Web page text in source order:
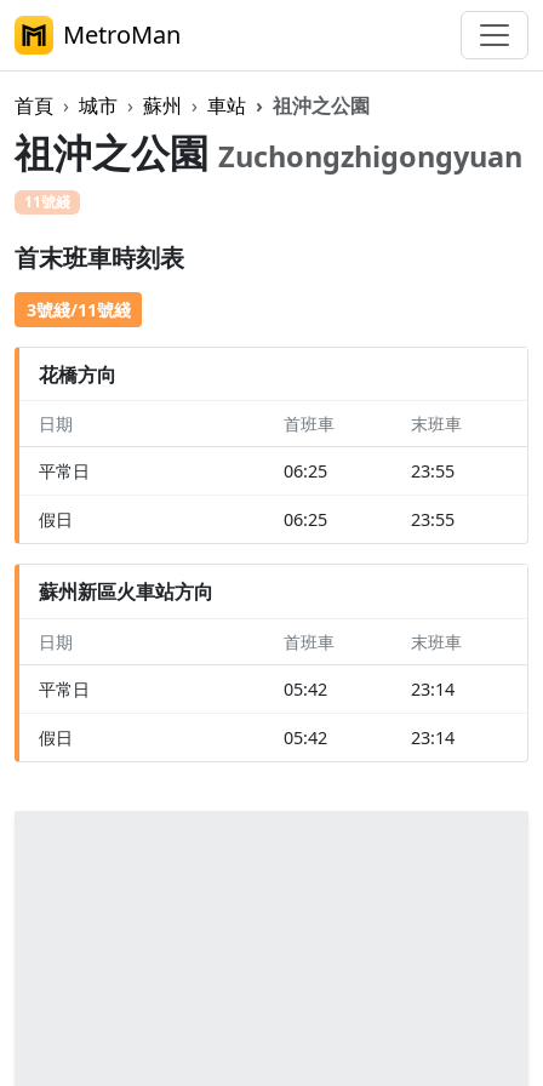
MetroMan
首頁 城市 蘇州 車站 祖沖之公園
祖沖之公園 Zuchongzhigongyuan
11號綫
首末班車時刻表
3號綫/11號綫
花橋方向
日期 首班車 末班車
平常日 06:25 23:55
假日 06:25 23:55
蘇州新區火車站方向
日期 首班車 末班車
平常日 05:42 23:14
假日 05:42 23:14